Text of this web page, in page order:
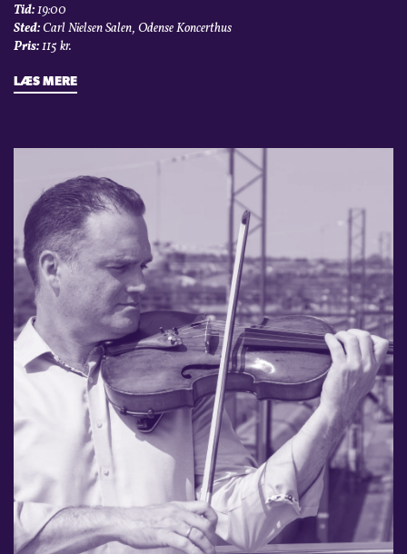
Tid:19:00
Sted:Carl Nielsen Salen, Odense Koncerthus
Pris:115 kr.
LÆS MERE